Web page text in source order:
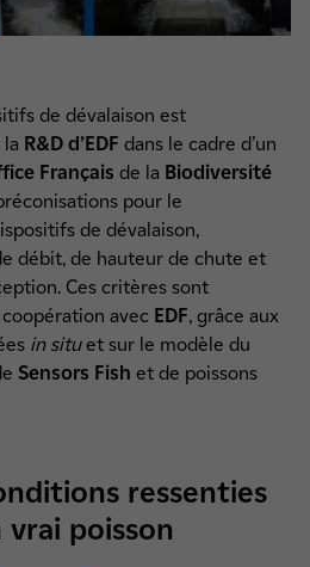
de dévalaison est
R&D d’EDF dans le cadre d’un
Français de la Biodiversité
pour le
de dévalaison,
débit, de hauteur de chute et
Ces critères sont
avec EDF, grâce aux
in situet sur le modèle du
Sensors Fish et de poissons
ressenties
vrai poisson